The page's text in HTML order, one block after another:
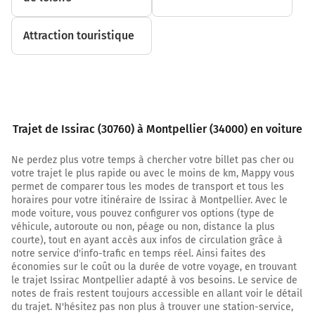
Au rond-point, prendre la 2ème sortie sur D44 et
21,0 km
Au rond-point, prendre la 2ème sortie sur D44 (Route
de Pont Saint-Esprit) et continuer sur 700 mètres
D44
Prendre à droite et rejoindre N7 (Route Nationale 7).
Continuer sur 7,5 kilomètres
26,2 km
Au rond-point, prendre la 2ème sortie sur N7 (Route de
Lyon) et continuer sur 60 mètres
33,8 km
Attraction touristique
Trajet de Issirac (30760) à Montpellier (34000) en voiture
Ne perdez plus votre temps à chercher votre billet pas cher ou
votre trajet le plus rapide ou avec le moins de km, Mappy vous
permet de comparer tous les modes de transport et tous les
horaires pour votre itinéraire de Issirac à Montpellier. Avec le
mode voiture, vous pouvez configurer vos options (type de
véhicule, autoroute ou non, péage ou non, distance la plus
courte), tout en ayant accès aux infos de circulation grâce à
notre service d'info-trafic en temps réel. Ainsi faites des
économies sur le coût ou la durée de votre voyage, en trouvant
le trajet Issirac Montpellier adapté à vos besoins. Le service de
notes de frais restent toujours accessible en allant voir le détail
du trajet. N'hésitez pas non plus à trouver une station-service,